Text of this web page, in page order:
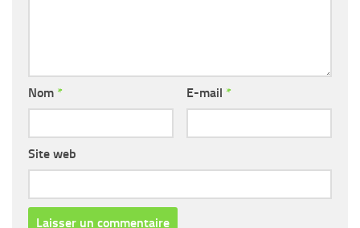
Nom * E-mail *
Site web